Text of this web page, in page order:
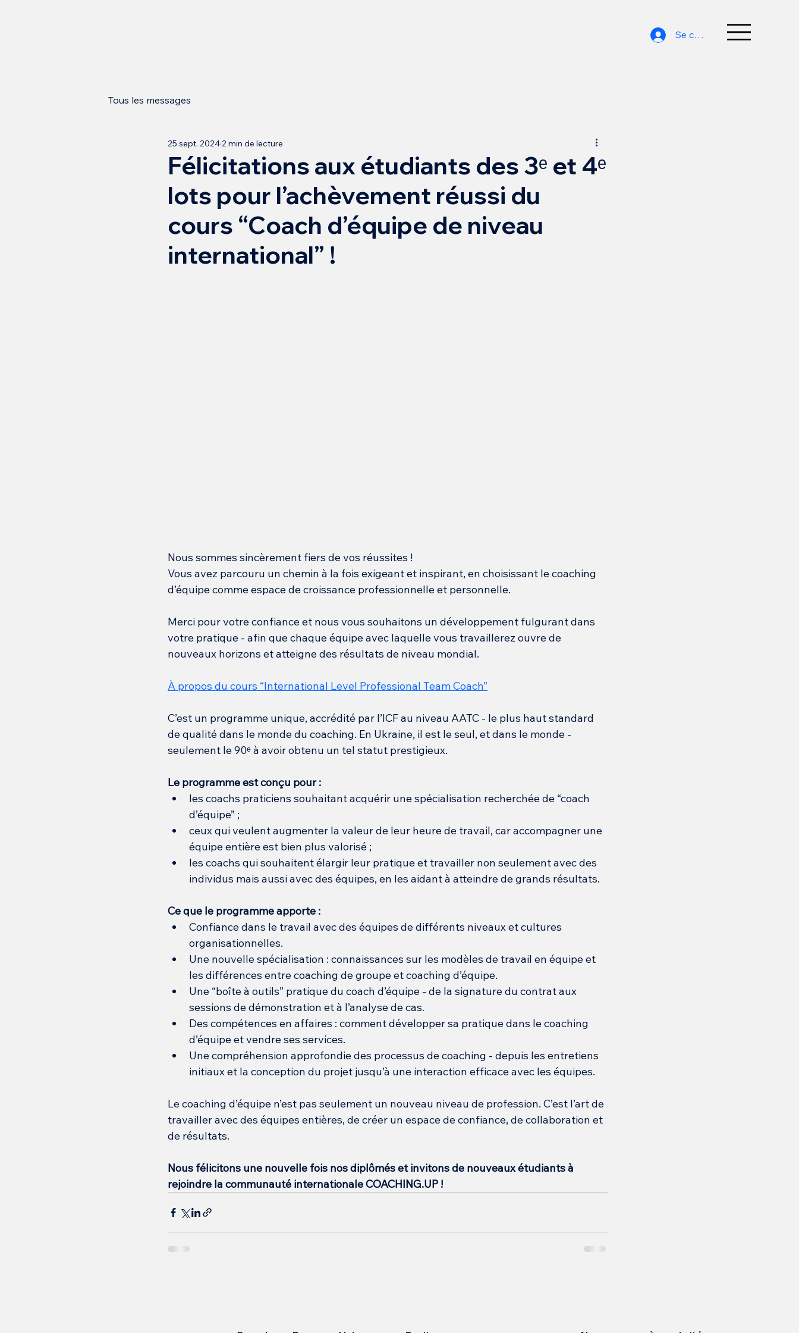
Se connecter
Tous les messages
Félicitations aux étudiants des 3ᵉ et 4ᵉ
lots pour l’achèvement réussi du
cours “Coach d’équipe de niveau
international” !
25 sept. 2024 2 min de lecture
Nous sommes sincèrement fiers de vos réussites !
Vous avez parcouru un chemin à la fois exigeant et inspirant, en choisissant le coaching
d’équipe comme espace de croissance professionnelle et personnelle.
Merci pour votre confiance et nous vous souhaitons un développement fulgurant dans
votre pratique - afin que chaque équipe avec laquelle vous travaillerez ouvre de
nouveaux horizons et atteigne des résultats de niveau mondial.
À propos du cours “International Level Professional Team Coach”
C’est un programme unique, accrédité par l’ICF au niveau AATC - le plus haut standard
de qualité dans le monde du coaching. En Ukraine, il est le seul, et dans le monde -
seulement le 90ᵉ à avoir obtenu un tel statut prestigieux.
Le programme est conçu pour :
les coachs praticiens souhaitant acquérir une spécialisation recherchée de “coach
d’équipe” ;
ceux qui veulent augmenter la valeur de leur heure de travail, car accompagner une
équipe entière est bien plus valorisé ;
les coachs qui souhaitent élargir leur pratique et travailler non seulement avec des
individus mais aussi avec des équipes, en les aidant à atteindre de grands résultats.
Ce que le programme apporte :
Confiance dans le travail avec des équipes de différents niveaux et cultures
organisationnelles.
Une nouvelle spécialisation : connaissances sur les modèles de travail en équipe et
les différences entre coaching de groupe et coaching d’équipe.
Une “boîte à outils” pratique du coach d’équipe - de la signature du contrat aux
sessions de démonstration et à l’analyse de cas.
Des compétences en affaires : comment développer sa pratique dans le coaching
d’équipe et vendre ses services.
Une compréhension approfondie des processus de coaching - depuis les entretiens
initiaux et la conception du projet jusqu’à une interaction efficace avec les équipes.
Le coaching d’équipe n’est pas seulement un nouveau niveau de profession. C’est l’art de
travailler avec des équipes entières, de créer un espace de confiance, de collaboration et
de résultats.
Nous félicitons une nouvelle fois nos diplômés et invitons de nouveaux étudiants à
rejoindre la communauté internationale COACHING.UP !